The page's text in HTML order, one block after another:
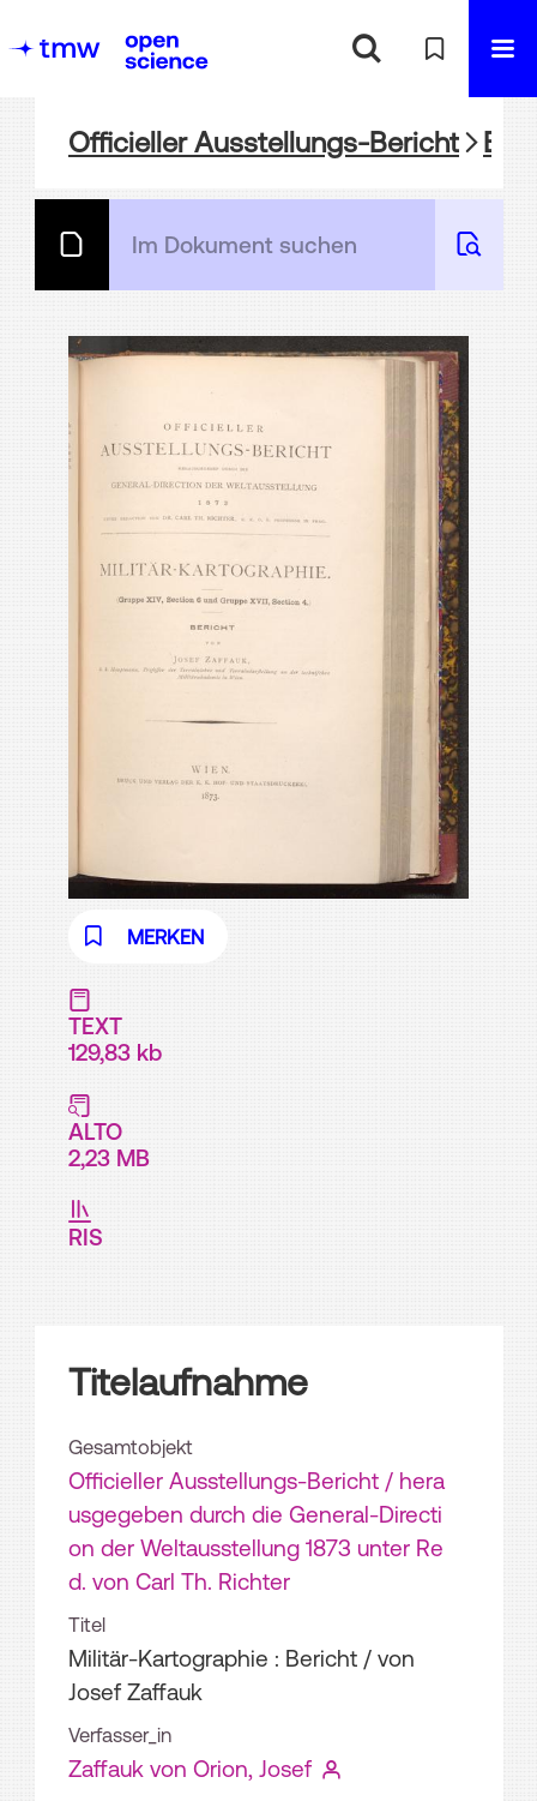
Officieller Ausstellungs-Bericht
MERKEN
TEXT
129,83 kb
ALTO
2,23 MB
RIS
Titelaufnahme
Gesamtobjekt
Officieller Ausstellungs-Bericht / hera
usgegeben durch die General-Directi
on der Weltausstellung 1873 unter Re
d. von Carl Th. Richter
Titel
Militär-Kartographie : Bericht / von
Josef Zaffauk
Verfasser_in
Zaffauk von Orion, Josef